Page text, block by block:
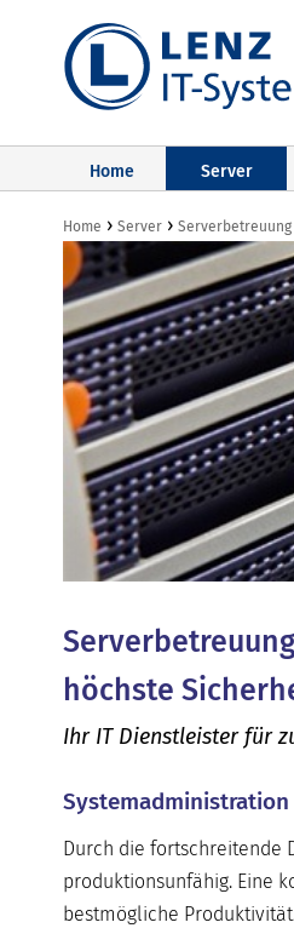
Home Server
Home › Server › Serverbetreuung
höchste
Ihr IT Dienstleister für
Durch die fortschreitende
produktionsunfähig. Eine
bestmögliche